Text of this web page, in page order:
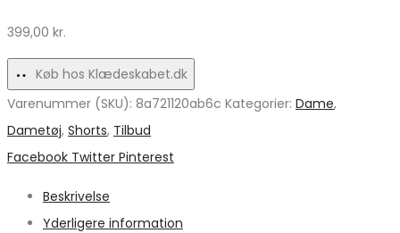
399,00 kr.
Køb hos Klædeskabet.dk
Varenummer (SKU): 8a721120ab6c Kategorier: Dame,
Dametøj, Shorts, Tilbud
Share
Facebook Twitter Pinterest
Beskrivelse
Yderligere information